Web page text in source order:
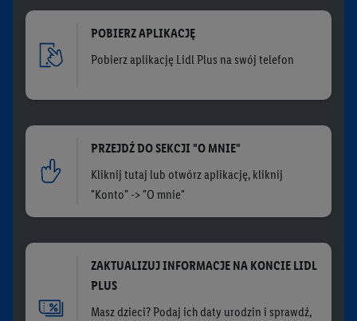
POBIERZ APLIKACJĘ
Pobierz aplikację Lidl Plus na swój telefon
PRZEJDŹ DO SEKCJI "O MNIE"
Kliknij tutaj lub otwórz aplikację, kliknij
"Konto" -> "O mnie"
ZAKTUALIZUJ INFORMACJE NA KONCIE LIDL
PLUS
Masz dzieci? Podaj ich daty urodzin i sprawdź,